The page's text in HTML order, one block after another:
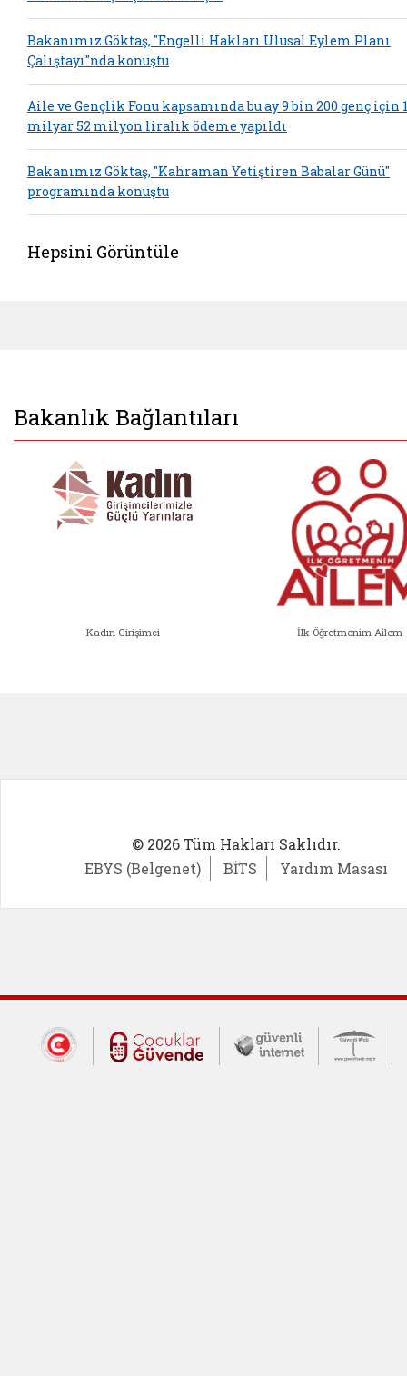
Bakanımız Göktaş, "Engelli Hakları Ulusal Eylem Planı
Çalıştayı"nda konuştu
Aile ve Gençlik Fonu kapsamında bu ay 9 bin 200 genç için 1
milyar 52 milyon liralık ödeme yapıldı
Bakanımız Göktaş, "Kahraman Yetiştiren Babalar Günü"
programında konuştu
Hepsini Görüntüle
Bakanlık Bağlantıları
Kadın Girişimci İlk Öğretmenim Ailem
© 2026 Tüm Hakları Saklıdır.
EBYS (Belgenet)
BİTS Yardım Masası
Dış Bağlantılar
Cumhurbaşkanlığı İletişim Merkezi
Çocuklar Güvende (yeni
Güvenli